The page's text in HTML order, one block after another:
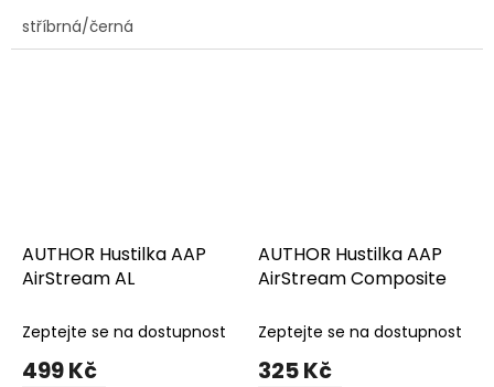
stříbrná/černá
AUTHOR Hustilka AAP
AirStream AL
Zeptejte se na dostupnost
499 Kč
AUTHOR Hustilka AAP
AirStream Composite
Zeptejte se na dostupnost
325 Kč